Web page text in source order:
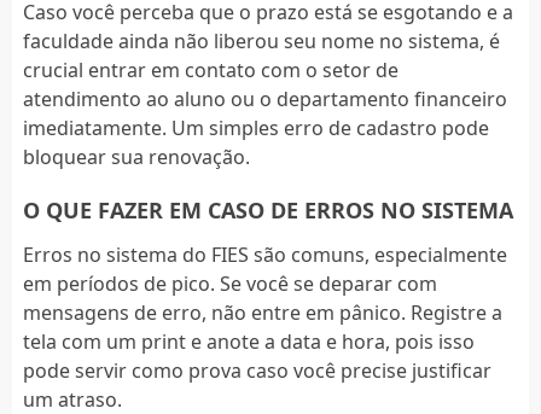
Caso você perceba que o prazo está se esgotando e a
faculdade ainda não liberou seu nome no sistema, é
crucial entrar em contato com o setor de
atendimento ao aluno ou o departamento financeiro
imediatamente. Um simples erro de cadastro pode
bloquear sua renovação.
O QUE FAZER EM CASO DE ERROS NO SISTEMA
Erros no sistema do FIES são comuns, especialmente
em períodos de pico. Se você se deparar com
mensagens de erro, não entre em pânico. Registre a
tela com um print e anote a data e hora, pois isso
pode servir como prova caso você precise justificar
um atraso.